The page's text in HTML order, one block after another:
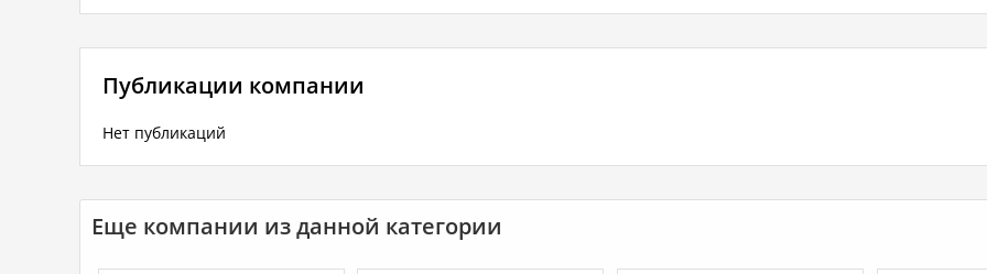
Публикации компании
Нет публикаций
Еще компании из данной категории